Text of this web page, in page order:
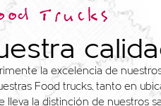
Trucks
la excelencia de
Food trucks, tanto en
lleva la distinción de nuestros